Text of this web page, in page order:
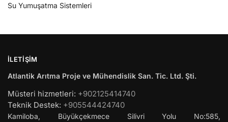
Su Yumuşatma Sistemleri
İLETIŞIM
Atlantik Arıtma Proje ve Mühendislik San. Tic. Ltd. Şti.
Müsteri hizmetleri: +902125414740
Teknik Destek: +905544424740
Kamiloba, Büyükçekmece Silivri Yolu No:585,